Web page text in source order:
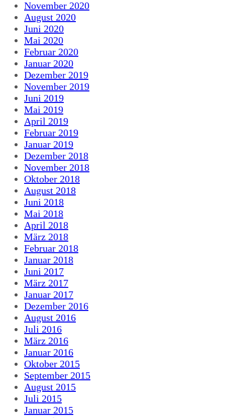
November 2020
August 2020
Juni 2020
Mai 2020
Februar 2020
Januar 2020
Dezember 2019
November 2019
Juni 2019
Mai 2019
April 2019
Februar 2019
Januar 2019
Dezember 2018
November 2018
Oktober 2018
August 2018
Juni 2018
Mai 2018
April 2018
März 2018
Februar 2018
Januar 2018
Juni 2017
März 2017
Januar 2017
Dezember 2016
August 2016
Juli 2016
März 2016
Januar 2016
Oktober 2015
September 2015
August 2015
Juli 2015
Januar 2015